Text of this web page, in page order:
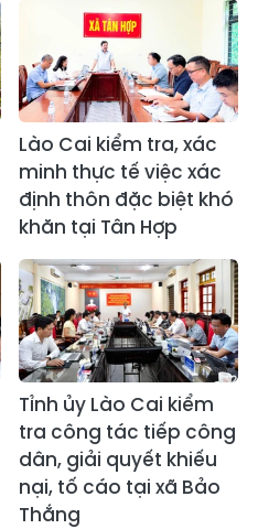
Lào Cai kiểm tra, xác
minh thực tế việc xác
định thôn đặc biệt khó
khăn tại Tân Hợp
Tỉnh ủy Lào Cai kiểm
tra công tác tiếp công
dân, giải quyết khiếu
nại, tố cáo tại xã Bảo
Thắng